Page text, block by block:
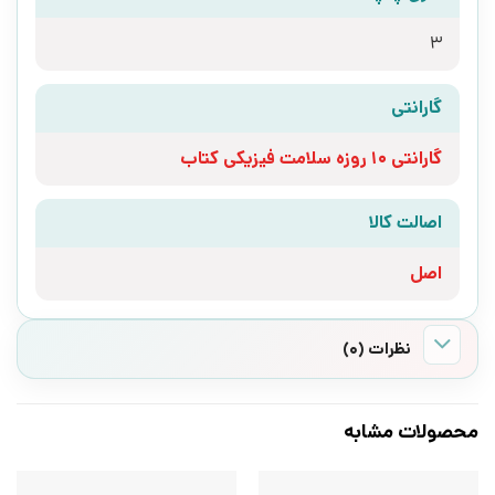
3
گارانتی
گارانتی 10 روزه سلامت فیزیکی کتاب
اصالت کالا
اصل
نظرات (0)
محصولات مشابه